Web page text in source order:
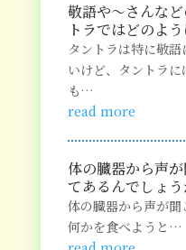
敬語や～さんな
トラではどのよ
タントラは特に敬
いけど、タントラ
も…
read more
体の臓器から声
てあるんでしょう
体の臓器から声が聞
何かを食べようと…